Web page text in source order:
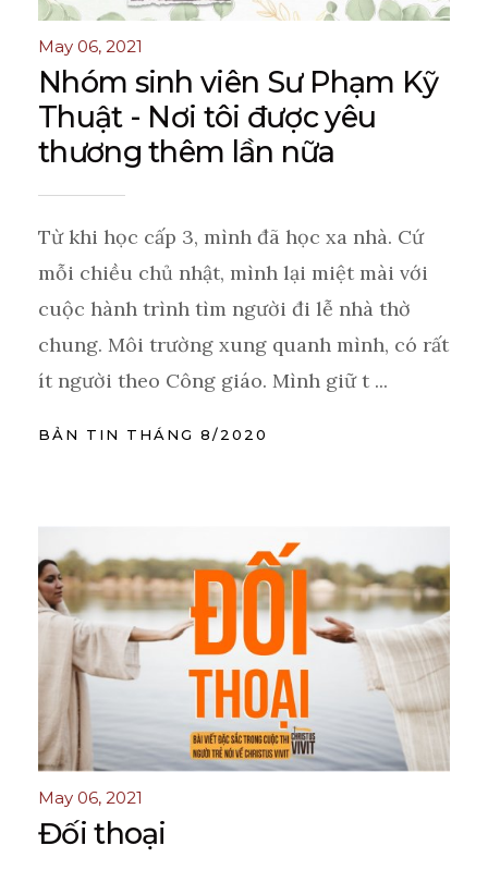
May 06, 2021
Nhóm sinh viên Sư Phạm Kỹ
Thuật - Nơi tôi được yêu
thương thêm lần nữa
Từ khi học cấp 3, mình đã học xa nhà. Cứ
mỗi chiều chủ nhật, mình lại miệt mài với
cuộc hành trình tìm người đi lễ nhà thờ
chung. Môi trường xung quanh mình, có rất
ít người theo Công giáo. Mình giữ t ...
BẢN TIN THÁNG 8/2020
May 06, 2021
Đối thoại